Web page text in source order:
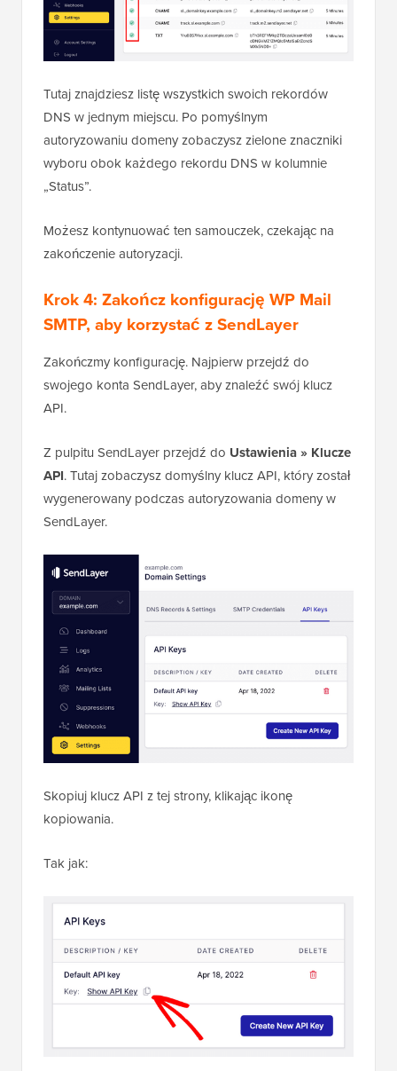
Tutaj znajdziesz listę wszystkich swoich rekordów
DNS w jednym miejscu. Po pomyślnym
autoryzowaniu domeny zobaczysz zielone znaczniki
wyboru obok każdego rekordu DNS w kolumnie
„Status”.
Możesz kontynuować ten samouczek, czekając na
zakończenie autoryzacji.
Krok 4: Zakończ konfigurację WP Mail
SMTP, aby korzystać z SendLayer
Zakończmy konfigurację. Najpierw przejdź do
swojego konta SendLayer, aby znaleźć swój klucz
API.
Z pulpitu SendLayer przejdź do Ustawienia » Klucze
API. Tutaj zobaczysz domyślny klucz API, który został
wygenerowany podczas autoryzowania domeny w
SendLayer.
Skopiuj klucz API z tej strony, klikając ikonę
kopiowania.
Tak jak: